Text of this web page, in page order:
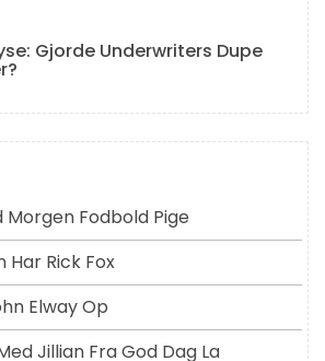
Gjorde Underwriters Dupe
Fodbold Pige
Har Rick Fox
Elway Op
Jillian Fra God Dag La